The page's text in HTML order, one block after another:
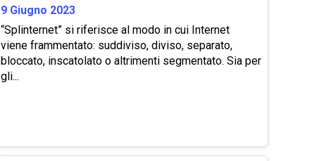
9 Giugno 2023
“Splinternet” si riferisce al modo in cui Internet
viene frammentato: suddiviso, diviso, separato,
bloccato, inscatolato o altrimenti segmentato. Sia per
gli...